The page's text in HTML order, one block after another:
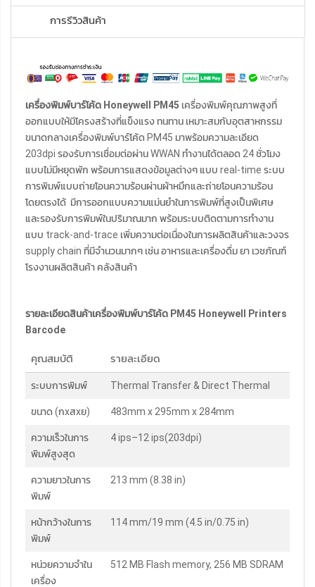
การรีวิวสินค้า
เครื่องพิมพ์บาร์โค้ด Honeywell PM45 เครื่องพิมพ์คุณภาพสูงที่
ออกแบบให้มีโครงสร้างที่แข็งแรง ทนทาน เหมาะสมกับอุตสาหกรรม
ขนาดกลางเครื่องพิมพ์บาร์โค้ด PM45 มาพร้อมความละเอียด
203dpi รองรับการเชื่อมต่อผ่าน WWAN ทำงานได้ตลอด 24 ชั่วโมง
แบบไม่มีหยุดพัก พร้อมการแสดงข้อมูลต่างๆ แบบ real-time ระบบ
การพิมพ์แบบถ่ายโอนความร้อนผ่านผ้าหมึกและถ่ายโอนความร้อน
โดยตรงได้ มีการออกแบบความแม่นยำในการพิมพ์ที่สูงเป็นพิเศษ
และรองรับการพิมพ์ในปริมาณมาก พร้อมระบบติดตามการทำงาน
แบบ track-and-trace เพิ่มความต่อเนื่องในการผลิตสินค้าและวงจร
supply chain ที่มีจำนวนมากๆ เช่น อาหารและเครื่องดื่ม ยา เวชภัณฑ์
โรงงานผลิตสินค้า คลังสินค้า
รายละเอียดสินค้าเครื่องพิมพ์บาร์โค้ด PM45 Honeywell Printers
Barcode
คุณสมบัติ รายละเอียด
ระบบการพิมพ์ Thermal Transfer & Direct Thermal
ขนาด (กxสxย) 483mm x 295mm x 284mm
ความเร็วในการ
พิมพ์สูงสุด
4 ips–12 ips(203dpi)
ความยาวในการ
พิมพ์
213 mm (8.38 in)
หน้ากว้างในการ
พิมพ์
114 mm/19 mm (4.5 in/0.75 in)
หน่วยความจำใน
เครื่อง
512 MB Flash memory, 256 MB SDRAM